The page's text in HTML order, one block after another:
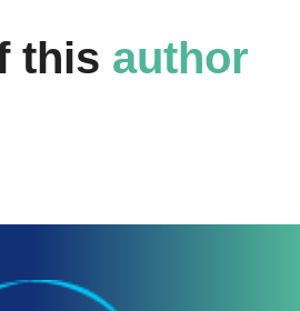
this author